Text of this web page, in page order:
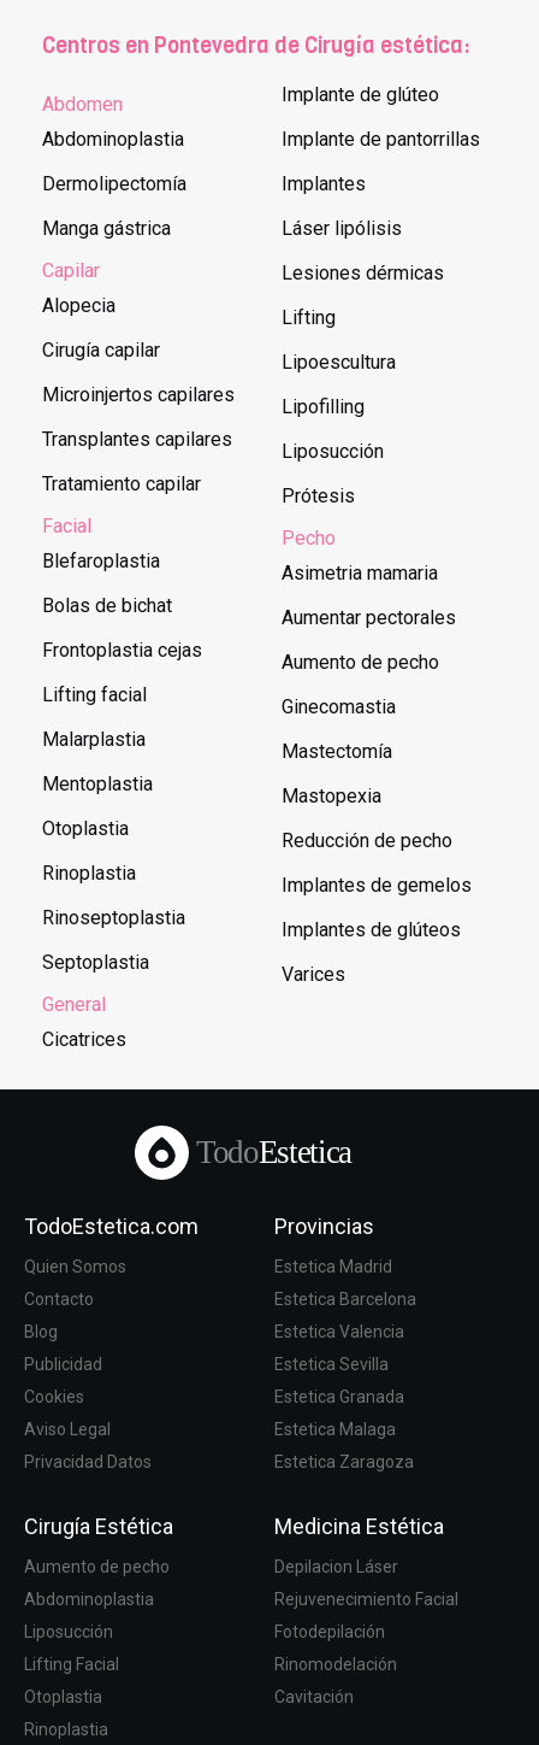
Centros en Pontevedra de Cirugía estética:
Abdomen
Abdominoplastia
Dermolipectomía
Manga gástrica
Capilar
Alopecia
Cirugía capilar
Microinjertos capilares
Transplantes capilares
Tratamiento capilar
Facial
Blefaroplastia
Bolas de bichat
Frontoplastia cejas
Lifting facial
Malarplastia
Mentoplastia
Otoplastia
Rinoplastia
Rinoseptoplastia
Septoplastia
General
Cicatrices
Implante de glúteo
Implante de pantorrillas
Implantes
Láser lipólisis
Lesiones dérmicas
Lifting
Lipoescultura
Lipofilling
Liposucción
Prótesis
Pecho
Asimetria mamaria
Aumentar pectorales
Aumento de pecho
Ginecomastia
Mastectomía
Mastopexia
Reducción de pecho
Implantes de gemelos
Implantes de glúteos
Varices
TodoEstetica
TodoEstetica.com
Quien Somos
Contacto
Blog
Publicidad
Cookies
Aviso Legal
Privacidad Datos
Provincias
Estetica Madrid
Estetica Barcelona
Estetica Valencia
Estetica Sevilla
Estetica Granada
Estetica Malaga
Estetica Zaragoza
Cirugía Estética
Aumento de pecho
Abdominoplastia
Liposucción
Lifting Facial
Otoplastia
Rinoplastia
Medicina Estética
Depilacion Láser
Rejuvenecimiento Facial
Fotodepilación
Rinomodelación
Cavitación